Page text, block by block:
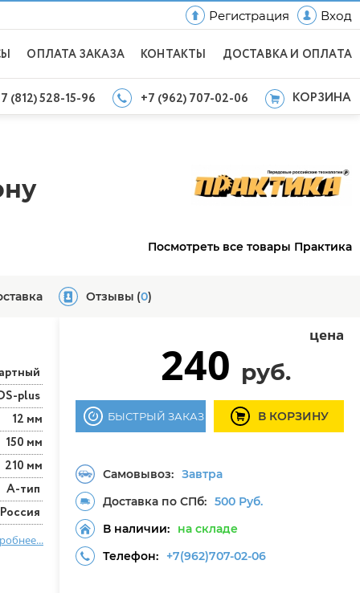
Регистрация Вход
ОПЛАТА ЗАКАЗА КОНТАКТЫ ДОСТАВКА И ОПЛАТА
(812) 528-15-96 +7 (962) 707-02-06 КОРЗИНА
Посмотреть все товары Практика
Отзывы (0)
plus
12 мм
150 мм
210 мм
А-тип
Россия
цена
240 руб.
БЫСТРЫЙ ЗАКАЗ В КОРЗИНУ
Самовывоз: Завтра
Доставка по СПб: 500 Руб.
В наличии:
на складе
Телефон:
+7(962)707-02-06